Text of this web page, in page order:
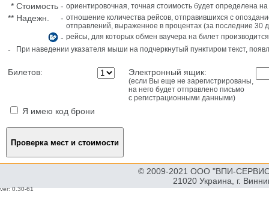
* Стоимость - ориентировочная, точная стоимость будет определена
** Надежн. - отношение количества рейсов, отправившихся с
отправлений, выраженное в процентах (за последние 30
- рейсы, для которых обмен ваучера на билет
- При наведении указателя мыши на подчеркнутый пунктиром текст,
Билетов: Электронный ящик:
(если Вы еще не зарегистрированы,
на него будет отправлено письмо
с регистрационными данными)
Я имею код брони
© 2009-2021 ООО "ВПИ-
21020 Украина, г.
ver: 0.30-61